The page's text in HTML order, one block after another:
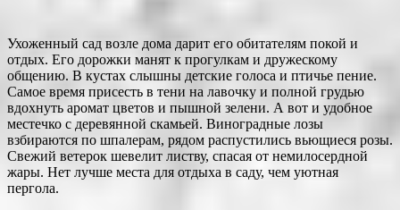
Ухоженный сад возле дома дарит его обитателям покой и
отдых. Его дорожки манят к прогулкам и дружескому
общению. В кустах слышны детские голоса и птичье пение.
Самое время присесть в тени на лавочку и полной грудью
вдохнуть аромат цветов и пышной зелени. А вот и удобное
местечко с деревянной скамьей. Виноградные лозы
взбираются по шпалерам, рядом распустились вьющиеся розы.
Свежий ветерок шевелит листву, спасая от немилосердной
жары. Нет лучше места для отдыха в саду, чем уютная
пергола.